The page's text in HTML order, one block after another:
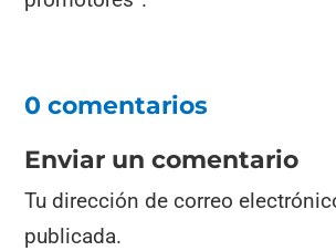
0 comentarios
Enviar un comentario
Tu dirección de correo
publicada.